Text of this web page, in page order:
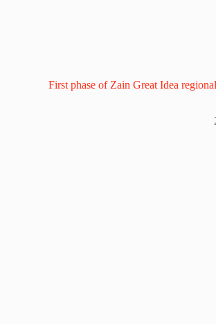
First phase of Zain Great Idea